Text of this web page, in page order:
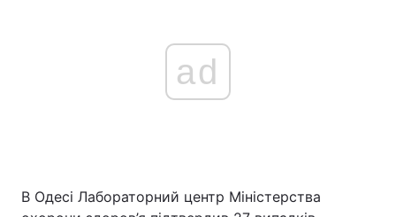
ad
В Одесі Лабораторний центр Міністерства